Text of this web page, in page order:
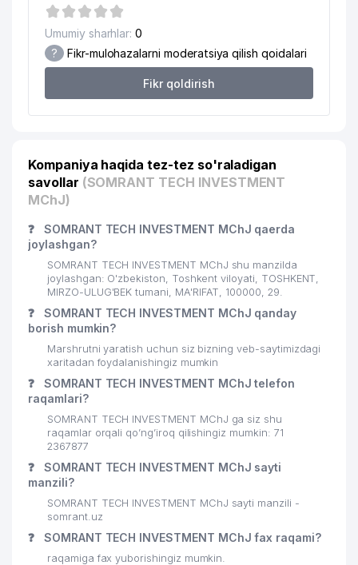
20 GLOBAL GROUP EXPO MChJ
MITRA SAVDO MChJ
22
24
JINOYATLARGA QARSHI KURASHISH
DEPARTAMENTI
26 GROSS AJ SUG'URTA KOMPANIYASI
27 PASSTRANS MEDIA MChJ 498 м
28 TOSHSHAHARTRANSXIZMAT AJ
30 ANICO KFT VAKOLATXONA
31 ANGLESEY FOOD MChJ
32
KO'CHMAS MULK SAVDO XIZMATI
MChJ
558 м
CHATKAL MOUNTAINS MChJ
34 PARKER RUSSELL LEGAL MChJ 566 м
MARD TRAVEL XUSUSIY
KORXONASI
569 м
Umumiy sharhlar: 0
? Fikr-mulohazalarni moderatsiya qilish qoidalari
Fikr qoldirish
Kompaniya haqida tez-tez so'raladigan
savollar (SOMRANT TECH INVESTMENT
MChJ)
❓
SOMRANT TECH INVESTMENT MChJ qaerda
joylashgan?
SOMRANT TECH INVESTMENT MChJ shu manzilda
joylashgan: O'zbekiston, Toshkent viloyati, TOSHKENT,
MIRZO-ULUG'BEK tumani, MA'RIFAT, 100000, 29.
❓
SOMRANT TECH INVESTMENT MChJ qanday
borish mumkin?
Marshrutni yaratish uchun siz bizning veb-saytimizdagi
xaritadan foydalanishingiz mumkin
❓
SOMRANT TECH INVESTMENT MChJ telefon
raqamlari?
SOMRANT TECH INVESTMENT MChJ ga siz shu
raqamlar orqali qo’ng’iroq qilishingiz mumkin: 71
2367877
❓
SOMRANT TECH INVESTMENT MChJ sayti
manzili?
SOMRANT TECH INVESTMENT MChJ sayti manzili -
somrant.uz
❓ SOMRANT TECH INVESTMENT MChJ fax raqami?
raqamiga fax yuborishingiz mumkin.